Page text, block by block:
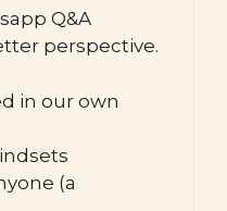
Q&A
perspective.
in our own
(a